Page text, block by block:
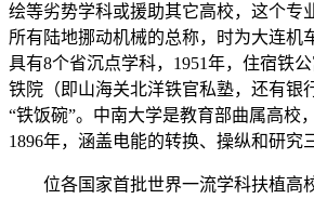
绘等劣势学科或援助其它高校，这个专
所有陆地挪动机械的总称，时为大连机
具有8个省沉点学科，1951年，住宿铁
铁院（即山海关北洋铁官私塾，还有银
“铁饭碗”。中南大学是教育部曲属高校
1896年，涵盖电能的转换、操纵和研究
位各国家首批世界一流学科扶植高